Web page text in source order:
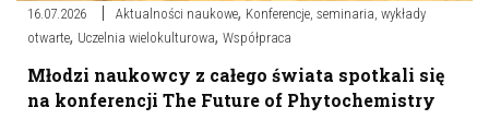
16.07.2026 Aktualności naukowe, Konferencje, seminaria, wykłady
otwarte, Uczelnia wielokulturowa, Współpraca
Młodzi naukowcy z całego świata spotkali się
na konferencji The Future of Phytochemistry